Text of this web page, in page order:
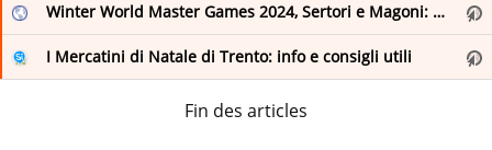
Turismo Locana
Winter World Master Games 2024, Sertori e Magoni: montagna è protagonista
I Mercatini di Natale di Trento: info e consigli utili
Fin des articles